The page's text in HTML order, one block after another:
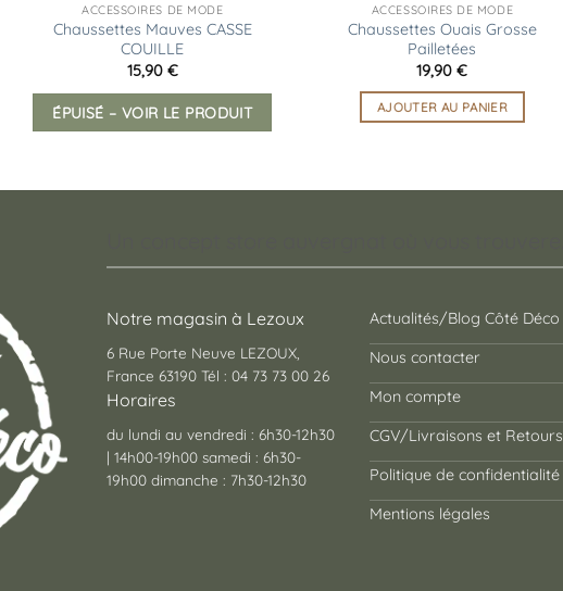
ACCESSOIRES DE MODE
Chaussettes Mauves CASSE
COUILLE
15,90 €
ÉPUISÉ – VOIR LE PRODUIT
ACCESSOIRES DE MODE
Chaussettes Ouais Grosse
Pailletées
19,90€
AJOUTER AU PANIER
Notre magasin à Lezoux
6 Rue Porte Neuve LEZOUX,
France 63190 Tél : 04 73 73 00 26
Horaires
du lundi au vendredi : 6h30-12h30
| 14h00-19h00 samedi : 6h30-
19h00 dimanche : 7h30-12h30
Actualités/Blog Côté Déco
Nous contacter
Mon compte
CGV/Livraisons et Retours
Politique de confidentialité
Mentions légales